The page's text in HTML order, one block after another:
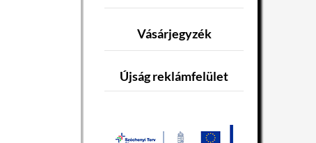
Vásárjegyzék
Újság reklámfelület